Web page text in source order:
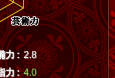
力 : 2.8
力 : 4.0